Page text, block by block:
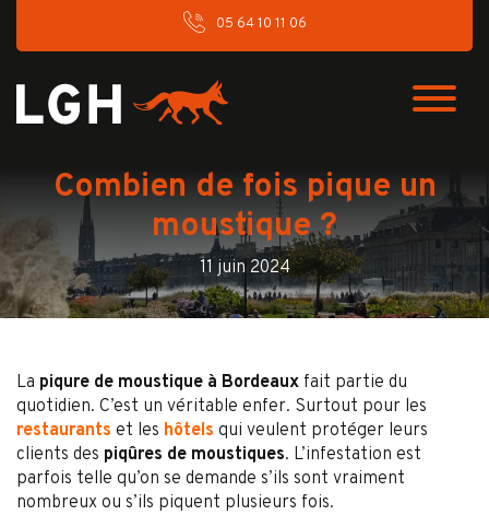
05 64 10 11 06
Combien de fois pique un
moustique ?
11 juin 2024
La piqure de moustique à Bordeaux fait partie du
quotidien. C’est un véritable enfer. Surtout pour les
restaurants et les hôtels qui veulent protéger leurs
clients des piqûres de moustiques. L’infestation est
parfois telle qu’on se demande s’ils sont vraiment
nombreux ou s’ils piquent plusieurs fois.